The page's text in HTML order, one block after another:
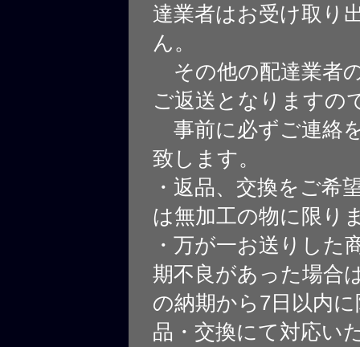
達業者はお受け取り
ん。
その他の配達業者
ご返送となりますの
事前に必ずご連絡
致します。
・返品、交換をご希
は無加工の物に限り
・万が一お送りした
期不良があった場合
の納期から7日以内
品・交換にて対応い